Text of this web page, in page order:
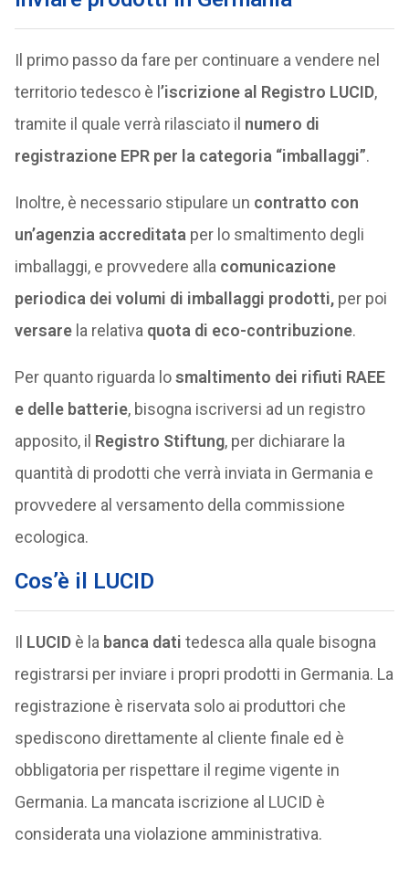
Il primo passo da fare per continuare a vendere nel
territorio tedesco è l ’iscrizione al Registro LUCID,
tramite il quale verrà rilasciato il numero di
registrazione EPR per la categoria “imballaggi”.
Inoltre, è necessario stipulare un contratto con
un’agenzia accreditata per lo smaltimento degli
imballaggi, e provvedere alla comunicazione
periodica dei volumi di imballaggi prodotti, per poi
versarela relativa quota di eco-contribuzione.
Per quanto riguarda losmaltimento dei rifiuti RAEE
e delle batterie, bisogna iscriversi ad un registro
apposito, il Registro Stiftung, per dichiarare la
quantità di prodotti che verrà inviata in Germania e
provvedere al versamento della commissione
ecologica.
Cos’è il LUCID
Il LUCIDè la banca dati tedesca alla quale bisogna
registrarsi per inviare i propri prodotti in Germania. La
registrazione è riservata solo ai produttori che
spediscono direttamente al cliente finale ed è
obbligatoria per rispettare il regime vigente in
Germania. La mancata iscrizione al LUCID è
considerata una violazione amministrativa.